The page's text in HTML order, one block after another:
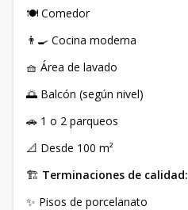
🍽️ Comedor
👨‍🍳 Cocina moderna
🧺 Área de lavado
🌅 Balcón (según nivel)
🚗 1 o 2 parqueos
📐 Desde 100 m²
🏗️ Terminaciones de calidad:
✨ Pisos de porcelanato